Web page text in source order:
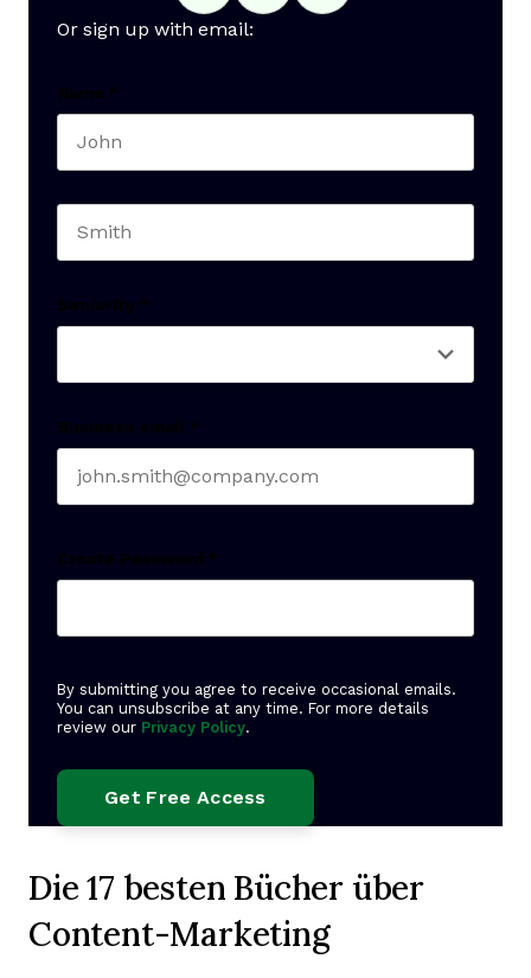
Or sign up with email:
Name *
Seniority *
Business email *
Create Password *
By submitting you agree to receive occasional emails.
You can unsubscribe at any time. For more details
review our Privacy Policy.
Die 17 besten Bücher über
Content-Marketing